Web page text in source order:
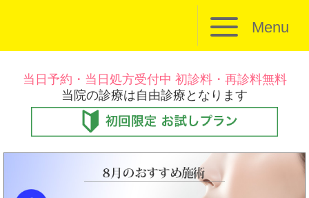
Menu
当日予約・当日処方受付中 初診料・再診料無料
当院の診療は自由診療となります